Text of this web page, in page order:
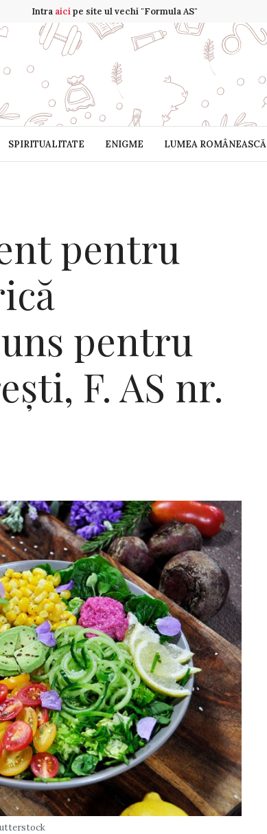
Intra aicipe site ul vechi "Formula AS"
SPIRITUALITATE ENIGME LUMEA ROMÂNEASCĂ
pentru
pentru
F. AS nr.